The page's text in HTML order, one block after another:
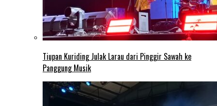
Tiupan Kuriding Julak Larau dari Pinggir Sawah ke
Panggung Musik